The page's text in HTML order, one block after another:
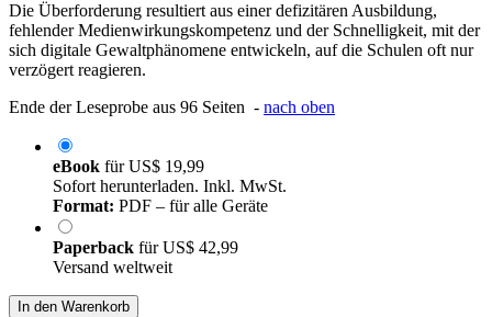
Die Überforderung resultiert aus einer defizitären Ausbildung,
fehlender Medienwirkungskompetenz und der Schnelligkeit, mit der
sich digitale Gewaltphänomene entwickeln, auf die Schulen oft nur
verzögert reagieren.
Ende der Leseprobe aus 96 Seiten - nach oben
eBook fürUS$ 19,99
Sofort herunterladen. Inkl. MwSt.
Format: PDF – für alle Geräte
Paperback fürUS$ 42,99
Versand weltweit
In den Warenkorb